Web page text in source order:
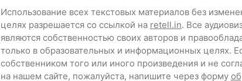
Использование всех текстовых материалов без
целях разрешается со ссылкой на retell.in. Все
являются собственностью своих авторов и
только в образовательных и информационных целях.
собственником того или иного произведения и не
на нашем сайте, пожалуйста, напишите через форму